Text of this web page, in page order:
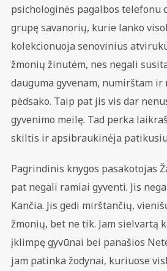
psichologinės pagalbos telefonu
grupę savanorių, kurie lanko
kolekcionuoja senovinius
žmonių žinutėm, nes negali
dauguma gyvenam, numirštam
pėdsako. Taip pat jis vis dar
gyvenimo meilę. Tad perka
skiltis ir apsibraukinėja
Pagrindinis knygos pasakotojas
pat negali ramiai gyventi. Jis
Kančia. Jis gedi mirštančių,
žmonių, bet ne tik. Jam sielvartą
įklimpę gyvūnai bei panašios
jam patinka žodynai, kuriuose